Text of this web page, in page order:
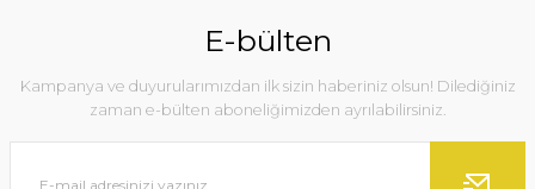
E-bülten
Kampanya ve duyurularımızdan ilk sizin haberiniz olsun! Dilediğiniz
zaman e-bülten aboneliğimizden ayrılabilirsiniz.